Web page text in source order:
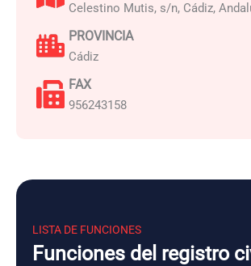
Celestino Mutis, s/n, Cádiz,
PROVINCIA
Cádiz
FAX
956243158
LISTA DE FUNCIONES
Funciones del registro